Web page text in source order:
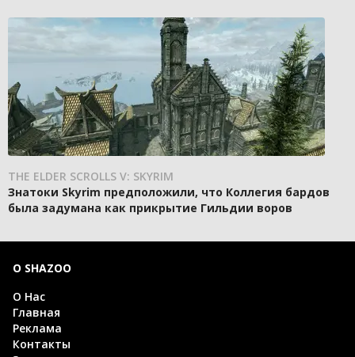
THE ELDER SCROLLS V: SKYRIM
Знатоки Skyrim предположили, что Коллегия бардов
была задумана как прикрытие Гильдии воров
О SHAZOO
О Нас
Главная
Реклама
Контакты